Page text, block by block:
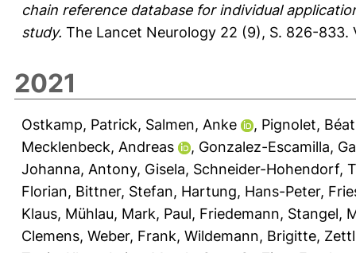
chain reference database for individual
study. The Lancet Neurology 22 (9), S. 826-833.
2021
Ostkamp, Patrick, Salmen, Anke , Pignolet,
Mecklenbeck, Andreas
, Gonzalez-Escamilla,
Johanna, Antony, Gisela, Schneider-Hohendorf,
Florian, Bittner, Stefan, Hartung, Hans-Peter,
Klaus, Mühlau, Mark, Paul, Friedemann, Stangel,
Clemens, Weber, Frank, Wildemann, Brigitte,